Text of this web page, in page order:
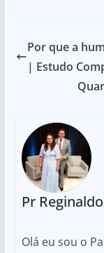
Por que a
| Estudo
Pr
Olá eu sou o